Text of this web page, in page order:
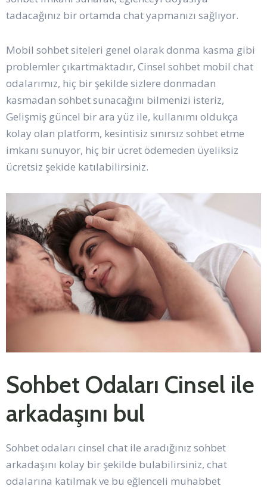
tadacağınız bir ortamda chat yapmanızı sağlıyor.
Mobil sohbet siteleri genel olarak donma kasma gibi
problemler çıkartmaktadır, Cinsel sohbet mobil chat
odalarımız, hiç bir şekilde sizlere donmadan
kasmadan sohbet sunacağını bilmenizi isteriz,
Gelişmiş güncel bir ara yüz ile, kullanımı oldukça
kolay olan platform, kesintisiz sınırsız sohbet etme
imkanı sunuyor, hiç bir ücret ödemeden üyeliksiz
ücretsiz şekide katılabilirsiniz.
Sohbet Odaları Cinsel ile
arkadaşını bul
Sohbet odaları cinsel chat ile aradığınız sohbet
arkadaşını kolay bir şekilde bulabilirsiniz, chat
odalarına katılmak ve bu eğlenceli muhabbet